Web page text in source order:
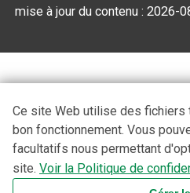
mise à jour du contenu :2026-
Ce site Web utilise des fichiers
bon fonctionnement. Vous
facultatifs nous permettant
site. Voir la Politique de